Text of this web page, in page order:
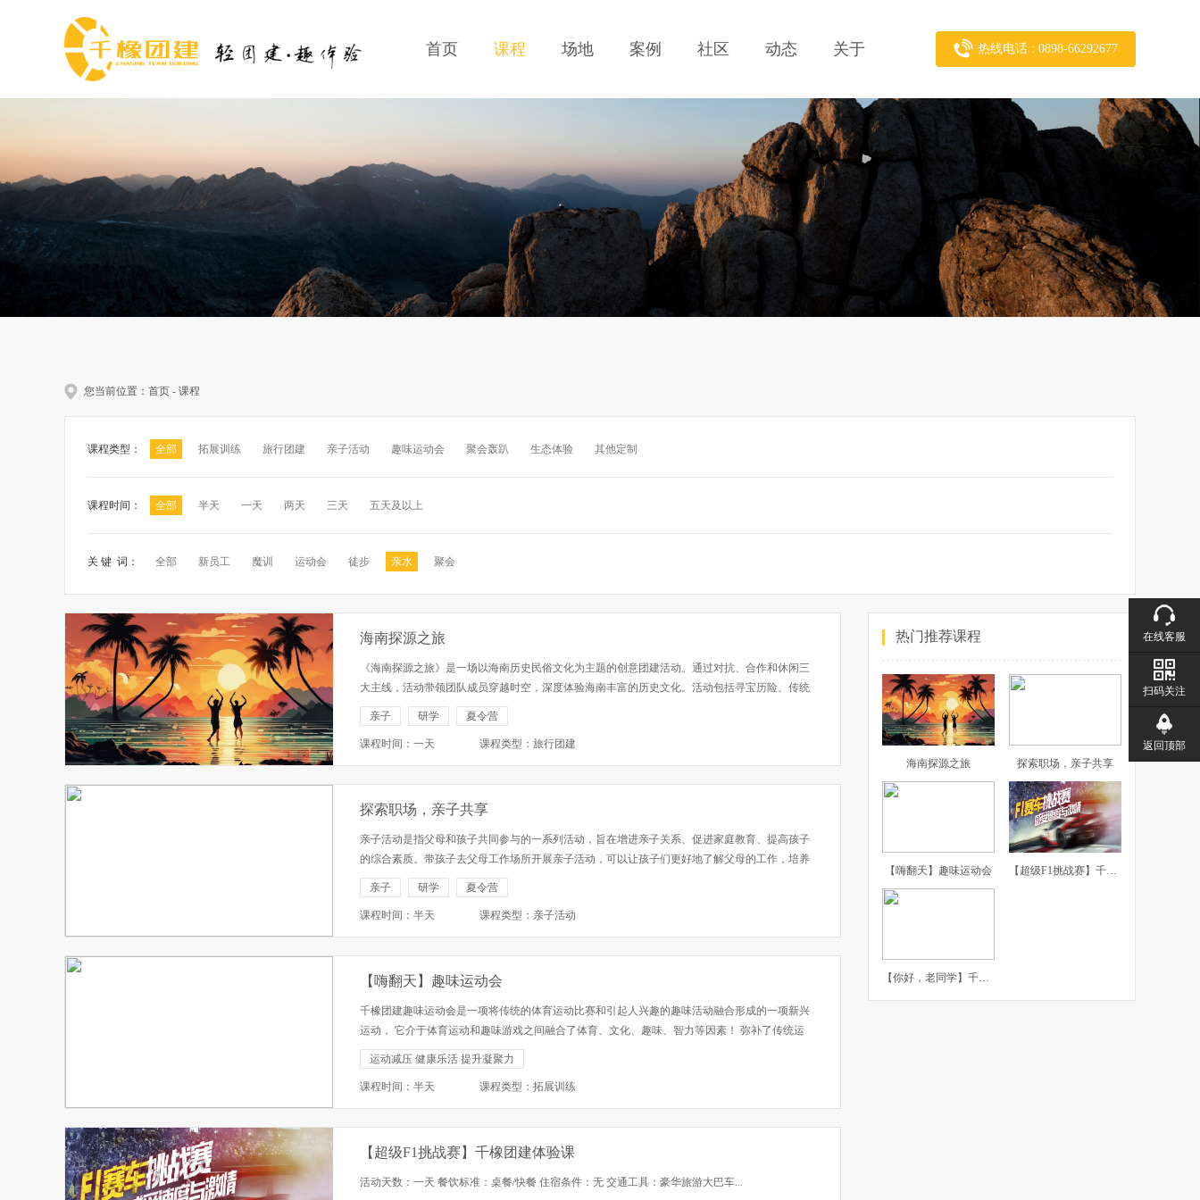
首页 课程 场地 案例 社区 动态 关于 热线电话 : 0898-66292677
您当前位置： 首页 - 课程
课程类型： 全部 拓展训练 旅行团建 亲子活动 趣味运动会 聚会轰趴 生态体验 其他定制
课程时间： 全部 半天 一天 两天 三天 五天及以上
关 键 词： 全部 新员工 魔训 运动会 徒步 亲水 聚会
海南探源之旅
《海南探源之旅》是一场以海南历史民俗文化为主题的创意团建活动。通过对抗、合作和休闲三
大主线，活动带领团队成员穿越时空，深度体验海南丰富的历史文化。活动包括寻宝历险、传统
手工艺制作、竞技对抗、文化之旅等多个环节，旨在加强团队协作，促进文化传承，提升团队凝
聚力。 •文化传承：通过互动体验...
亲子 研学 夏令营
课程时间：一天 课程类型：旅行团建
探索职场，亲子共享
亲子活动是指父母和孩子共同参与的一系列活动，旨在增进亲子关系、促进家庭教育、提高孩子
的综合素质。带孩子去父母工作场所开展亲子活动，可以让孩子们更好地了解父母的工作，培养
他们的社会责任感和团队精神，同时也有助于父母与孩子之间的沟通和互动。 一、活动介绍 •参
观父母的工作场所：让孩子们...
亲子 研学 夏令营
课程时间：半天 课程类型：亲子活动
【嗨翻天】趣味运动会
千橡团建趣味运动会是一项将传统的体育运动比赛和引起人兴趣的趣味活动融合形成的一项新兴
运动， 它介于体育运动和趣味游戏之间融合了体育、文化、趣味、智力等因素！ 弥补了传统运
动会上只拼力量、速度的不足，趣味运动项目对体能的要求不高， 不论老少、男女均同共同参与
体会。 运动项目简单有趣...
运动减压 健康乐活 提升凝聚力
课程时间：半天 课程类型：拓展训练
【超级F1挑战赛】千橡团建体验课
活动天数：一天 餐饮标准：桌餐/快餐 住宿条件：无 交通工具：豪华旅游大巴车...
热门推荐课程
海南探源之旅 探索职场，亲子共享
【嗨翻天】趣味运动会 【超级F1挑战赛】千橡团建体验课
【你好，老同学】千橡团建主题聚会
在线客服
扫码关注
返回顶部